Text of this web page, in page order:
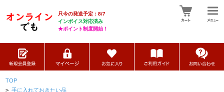
只今の発送予定：8/7
インボイス対応済み
★ポイント制度開始！
TOP
> 手に入れておきたい品